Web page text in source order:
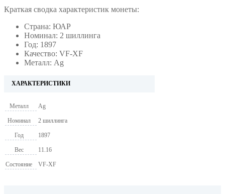
Краткая сводка характеристик монеты:
Страна: ЮАР
Номинал: 2 шиллинга
Год: 1897
Качество: VF-XF
Металл: Ag
ХАРАКТЕРИСТИКИ
Металл Ag
Номинал 2 шиллинга
Год 1897
Вес 11.16
Состояние VF-XF